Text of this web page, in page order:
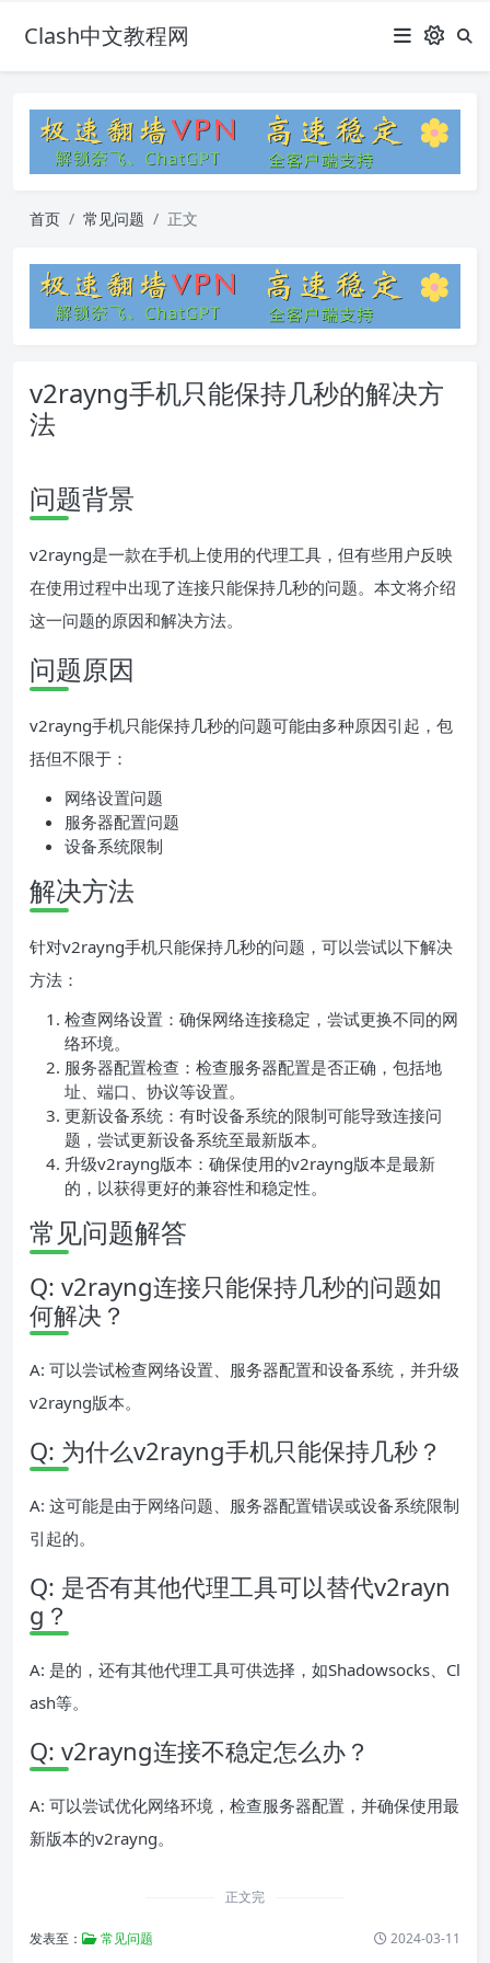
Clash中文教程网
首页 常见问题 正文
v2rayng手机只能保持几秒的解决方
法
问题背景
v2rayng是一款在手机上使用的代理工具，但有些用户反映
在使用过程中出现了连接只能保持几秒的问题。本文将介绍
这一问题的原因和解决方法。
问题原因
v2rayng手机只能保持几秒的问题可能由多种原因引起，包
括但不限于：
网络设置问题
服务器配置问题
设备系统限制
解决方法
针对v2rayng手机只能保持几秒的问题，可以尝试以下解决
方法：
检查网络设置：确保网络连接稳定，尝试更换不同的网
络环境。
服务器配置检查：检查服务器配置是否正确，包括地
址、端口、协议等设置。
更新设备系统：有时设备系统的限制可能导致连接问
题，尝试更新设备系统至最新版本。
升级v2rayng版本：确保使用的v2rayng版本是最新
的，以获得更好的兼容性和稳定性。
常见问题解答
Q: v2rayng连接只能保持几秒的问题如
何解决？
A: 可以尝试检查网络设置、服务器配置和设备系统，并升级
v2rayng版本。
Q: 为什么v2rayng手机只能保持几秒？
A: 这可能是由于网络问题、服务器配置错误或设备系统限制
引起的。
Q: 是否有其他代理工具可以替代v2rayn
g？
A: 是的，还有其他代理工具可供选择，如Shadowsocks、Cl
ash等。
Q: v2rayng连接不稳定怎么办？
A: 可以尝试优化网络环境，检查服务器配置，并确保使用最
新版本的v2rayng。
正文完
发表至： 常见问题 2024-03-11